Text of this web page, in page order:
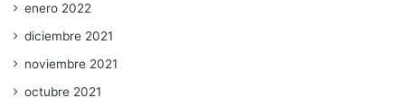
enero 2022
diciembre 2021
noviembre 2021
octubre 2021